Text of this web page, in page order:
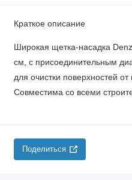
Краткое описание
Широкая щетка-насадка
см, с присоединительным
для очистки поверхностей
Совместима со всеми
Поделиться